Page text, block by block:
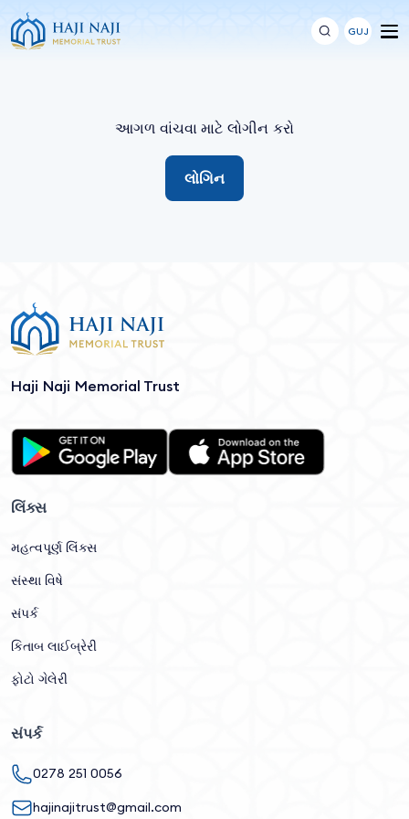
GUJ
આગળ વાંચવા માટે લોગીન કરો
લોગિન
Haji Naji Memorial Trust
લિંક્સ
મહત્વપૂર્ણ લિંક્સ
સંસ્થા વિષે
સંપર્ક
કિતાબ લાઈબ્રેરી
ફોટો ગેલેરી
સંપર્ક
0278 251 0056
hajinajitrust@gmail.com